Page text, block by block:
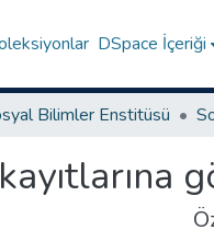
DSpace İçeriği
Bilimler Enstitüsü